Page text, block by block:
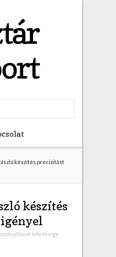
e
h
készítés precizitást
készítés
lehetősége